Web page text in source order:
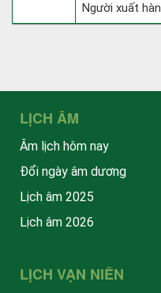
Người xuất
LỊCH ÂM
Âm lịch hôm nay
Đổi ngày âm dương
Lịch âm 2025
Lịch âm 2026
LỊCH VẠN NIÊN